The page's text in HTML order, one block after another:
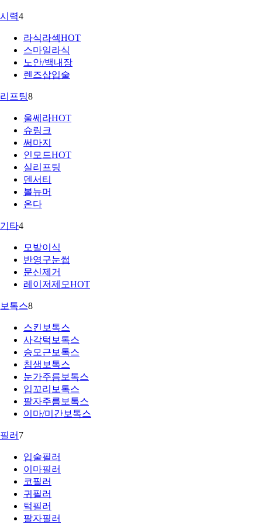
시력4
라식라섹HOT
스마일라식
노안/백내장
렌즈삽입술
리프팅8
울쎄라HOT
슈링크
써마지
인모드HOT
실리프팅
덴서티
볼뉴머
온다
기타4
모발이식
반영구눈썹
문신제거
레이저제모HOT
보톡스8
스킨보톡스
사각턱보톡스
승모근보톡스
침샘보톡스
눈가주름보톡스
입꼬리보톡스
팔자주름보톡스
이마/미간보톡스
필러 7
입술필러
이마필러
코필러
귀필러
턱필러
팔자필러